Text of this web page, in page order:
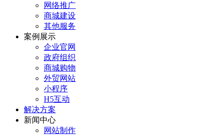
网络推广
商城建设
其他服务
案例展示
企业官网
政府组织
商城购物
外贸网站
小程序
H5互动
解决方案
新闻中心
网站制作